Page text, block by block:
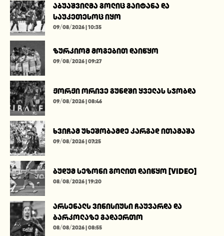
აბუაშვილმა გოლიც გაიტანა და
საუკეთესოც იყო
09/08/2026 | 10:35
ზურკიომ მოგებით დაიწყო
09/08/2026 | 09:27
ჟორჟი ორივე გუნდში ყველას სჯობდა
09/08/2026 | 08:46
ხვიჩამ უხეშობამდე კარგად ითამაშა
09/08/2026 | 07:25
ბუდუმ სეზონი გოლით დაიწყო [VIDEO]
08/08/2026 | 19:20
არსენალს ვინისიუსი ჩაუვარდა და
ბარკოლაზე გადაერთო
08/08/2026 | 08:55